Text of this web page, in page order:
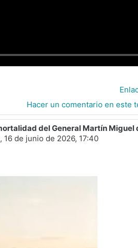
Hacer un comentario en este
del General Martín Miguel
16 de junio de 2026, 17:40